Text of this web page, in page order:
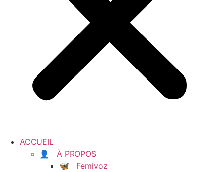
ACCUEIL
👤 À PROPOS
🦋 Femivoz